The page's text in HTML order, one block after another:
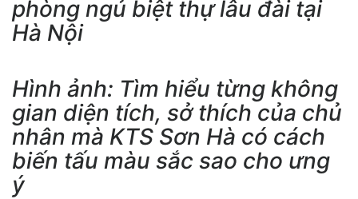
phòng ngủ biệt thự lâu đài tại
Hà Nội
Hình ảnh: Tìm hiểu từng không
gian diện tích, sở thích của chủ
nhân mà KTS Sơn Hà có cách
biến tấu màu sắc sao cho ưng
ý